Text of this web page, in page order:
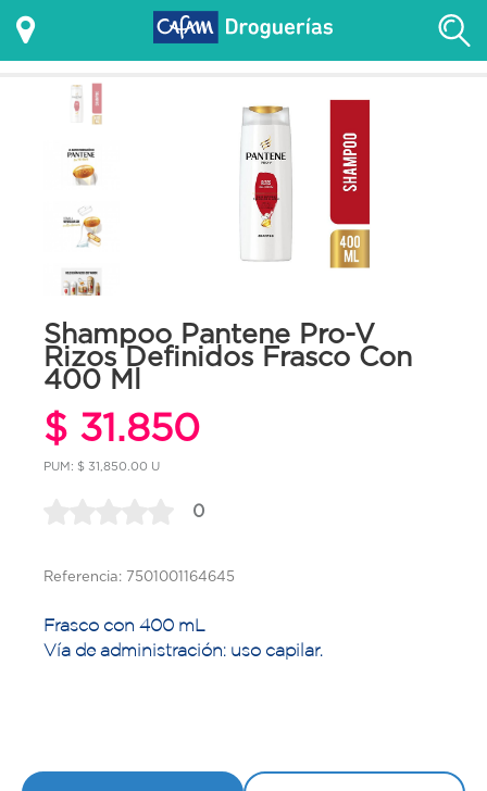
Shampoo Pantene Pro-V
Rizos Definidos Frasco Con
400 Ml
$ 31.850
PUM: $ 31,850.00 U
0
Referencia: 7501001164645
Frasco con 400 mL
Vía de administración: uso capilar.